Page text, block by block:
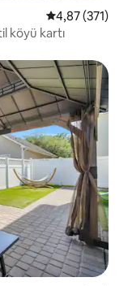
5 üzerinden
4,87 (371)
köyü kartı